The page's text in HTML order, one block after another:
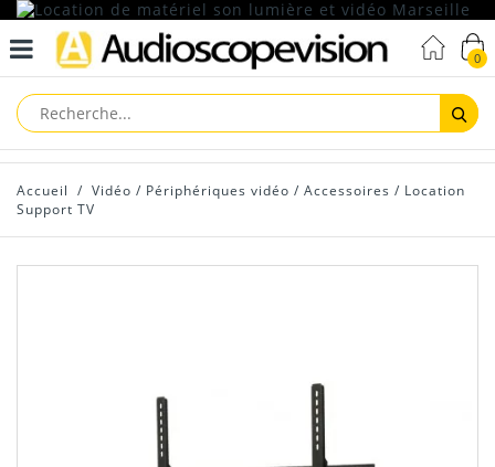
0
Accueil / Vidéo / Périphériques vidéo / Accessoires / Location
Support TV